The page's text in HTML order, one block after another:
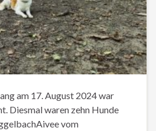
am 17. August 2024 war
Diesmal waren zehn Hunde
vom